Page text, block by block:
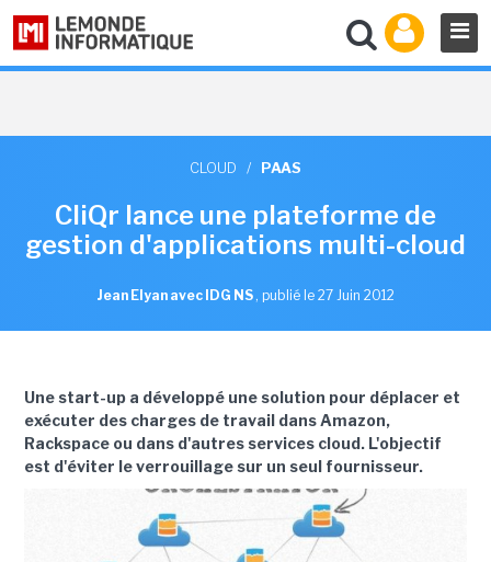
CLOUD / PAAS
CliQr lance une plateforme de
gestion d'applications multi-cloud
Jean Elyan avec IDG NS , publié le 27 Juin 2012
Une start-up a développé une solution pour déplacer et
exécuter des charges de travail dans Amazon,
Rackspace ou dans d'autres services cloud. L'objectif
est d'éviter le verrouillage sur un seul fournisseur.